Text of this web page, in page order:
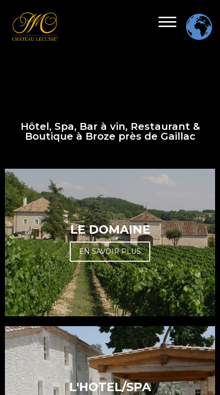
Hôtel, Spa, Bar à vin, Restaurant &
Boutique à Broze près de Gaillac
LE DOMAINE
EN SAVOIR PLUS
L'HOTEL/SPA